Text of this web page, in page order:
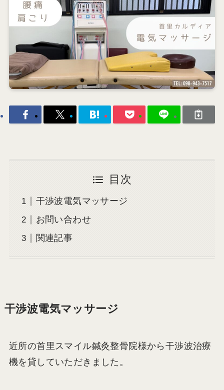
目次
干渉波電気マッサージ
お問い合わせ
関連記事
干渉波電気マッサージ
近所の首里スマイル鍼灸整骨院様から干渉波治療
機を貸していただきました。